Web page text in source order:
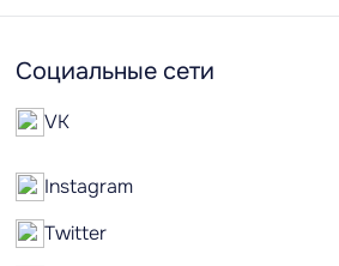
Социальные сети
VK
Instagram
Twitter